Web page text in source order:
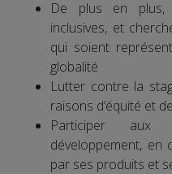
De plus en plus,
inclusives, et
qui soient
globalité
Lutter contre la
raisons d’équité et
Participer aux
développement, en
par ses produits et